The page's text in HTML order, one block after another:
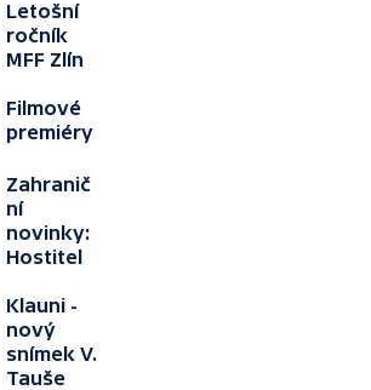
Letošní
ročník
MFF Zlín
Filmové
premiéry
Zahranič
ní
novinky:
Hostitel
Klauni -
nový
snímek V.
Tauše